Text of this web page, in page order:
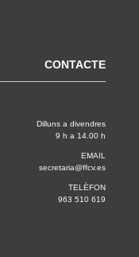
CONTACTE
Dilluns a divendres
9 h a 14.00 h
EMAIL
secretaria@ffcv.es
TELÈFON
963 510 619